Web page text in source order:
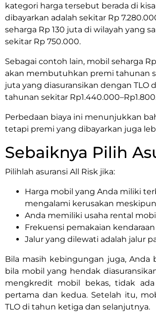
kategori harga tersebut berada di
dibayarkan adalah sekitar Rp
seharga Rp 130 juta di wilayah yang
sekitar Rp 750.000.
Sebagai contoh lain, mobil seharga
akan membutuhkan premi tahunan
juta yang diasuransikan dengan TLO
tahunan sekitar
Perbedaan biaya ini menunjukkan
tetapi premi yang dibayarkan juga
Sebaiknya Pilih
Pilihlah asuransi All Risk jika:
Harga mobil yang Anda miliki
mengalami kerusakan
Anda memiliki usaha rental
Frekuensi pemakaian
Jalur yang dilewati adalah jalur
Bila masih kebingungan juga, Anda
bila mobil yang hendak
mengkredit mobil bekas, tidak
pertama dan kedua. Setelah itu,
TLO di tahun ketiga dan selanjutnya.